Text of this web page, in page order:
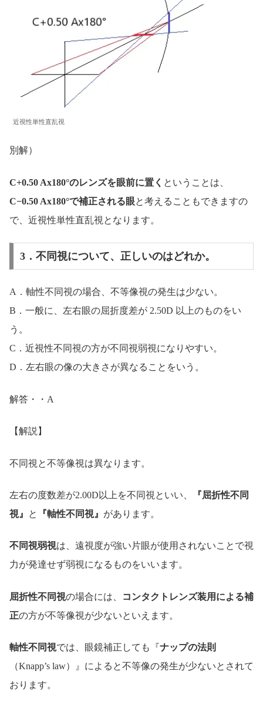
近視性単性直乱視
別解）
C+0.50 Ax180°のレンズを眼前に置く ということは、
C−0.50 Ax180°で補正される眼と考えることもできますの
で、近視性単性直乱視となります。
3．不同視について、正しいのはどれか。
A．軸性不同視の場合、不等像視の発生は少ない。
B．一般に、左右眼の屈折度差が 2.50D 以上のものをい
う。
C．近視性不同視の方が不同視弱視になりやすい。
D．左右眼の像の大きさが異なることをいう。
解答・・A
【解説】
不同視と不等像視は異なります。
左右の度数差が2.00D以上を不同視といい、
『屈折性不同
視』
と 『軸性不同視』 があります。
不同視弱視は、遠視度が強い片眼が使用されないことで視
力が発達せず弱視になるものをいいます。
屈折性不同視の場合には、
コンタクトレンズ装用による補
正の方が不等像視が少ないといえます。
軸性不同視では、眼鏡補正しても『ナップの法則
（Knapp’s law）』によると不等像の発生が少ないとされて
おります。